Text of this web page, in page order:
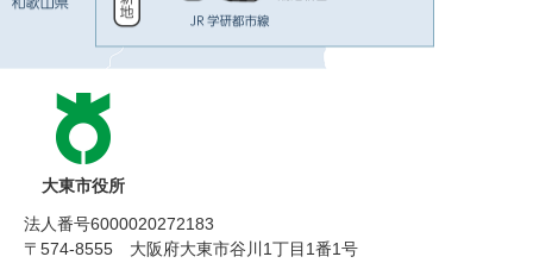
大東市役所
法人番号6000020272183
〒574-8555 大阪府大東市谷川1丁目1番1号